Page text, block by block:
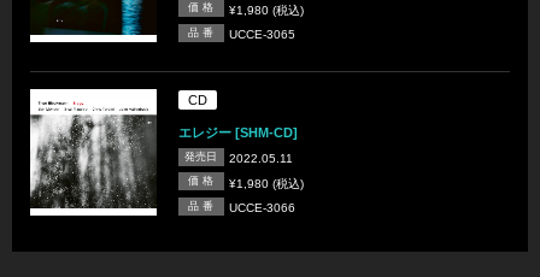
価 格 ¥1,980 (税込)
品 番 UCCE-3065
CD
エレジー [SHM-CD]
発売日 2022.05.11
価 格 ¥1,980 (税込)
品 番 UCCE-3066